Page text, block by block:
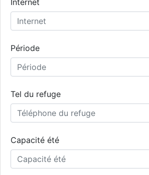
Internet
Période
Tel du refuge
Capacité été